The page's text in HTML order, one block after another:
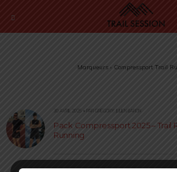
Marqueurs › Compressport Trail
30 AVRIL 2025 • PAR GRÉGORY JULIEN BARON
Pack Compressport 2025 – Trail
Running